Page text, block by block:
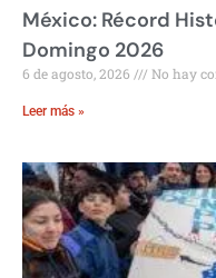
México: Récord
Domingo 2026
6 de agosto, 2026 No hay
Leer más »